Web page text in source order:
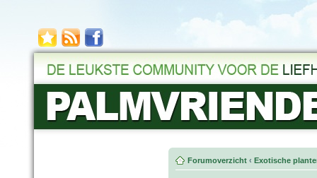
Forumoverzicht ‹ Exotische